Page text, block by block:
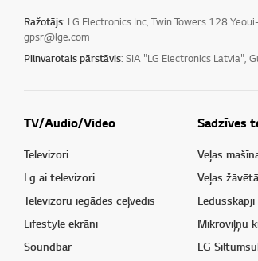
Ražotājs: LG Electronics Inc, Twin Towers 128
gpsr@lge.com
Pilnvarotais pārstāvis: SIA "LG Electronics Latvia",
TV/Audio/Video
Televizori
Lg ai televizori
Televizoru iegādes ceļvedis
Lifestyle ekrāni
Soundbar
Sadzīves
Veļas
Veļas
Ledusskapji
Mikroviļņu
LG